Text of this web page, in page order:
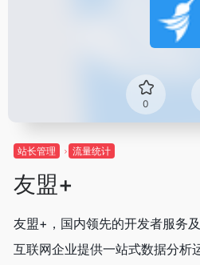
0
站长管理 流量统计
友盟+
友盟+，国内领先的开发者服务
互联网企业提供一站式数据分析